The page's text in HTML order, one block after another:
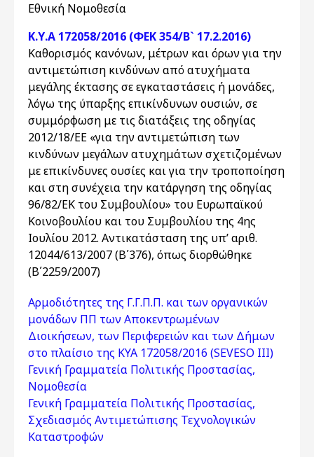
Εθνική Νομοθεσία
Κ.Υ.Α 172058/2016 (ΦΕΚ 354/Β` 17.2.2016)
Καθορισμός κανόνων, μέτρων και όρων για την
αντιμετώπιση κινδύνων από ατυχήματα
μεγάλης έκτασης σε εγκαταστάσεις ή μονάδες,
λόγω της ύπαρξης επικίνδυνων ουσιών, σε
συμμόρφωση με τις διατάξεις της οδηγίας
2012/18/ΕΕ «για την αντιμετώπιση των
κινδύνων μεγάλων ατυχημάτων σχετιζομένων
με επικίνδυνες ουσίες και για την τροποποίηση
και στη συνέχεια την κατάργηση της οδηγίας
96/82/ΕΚ του Συμβουλίου» του Ευρωπαϊκού
Κοινοβουλίου και του Συμβουλίου της 4ης
Ιουλίου 2012. Αντικατάσταση της υπ’ αριθ.
12044/613/2007 (Β΄376), όπως διορθώθηκε
(Β΄2259/2007)
Αρμοδιότητες της Γ.Γ.Π.Π. και των οργανικών
μονάδων ΠΠ των Αποκεντρωμένων
Διοικήσεων, των Περιφερειών και των Δήμων
στο πλαίσιο της ΚΥΑ 172058/2016 (SEVESO III)
Γενική Γραμματεία Πολιτικής Προστασίας,
Νομοθεσία
Γενική Γραμματεία Πολιτικής Προστασίας,
Σχεδιασμός Αντιμετώπισης Τεχνολογικών
Καταστροφών